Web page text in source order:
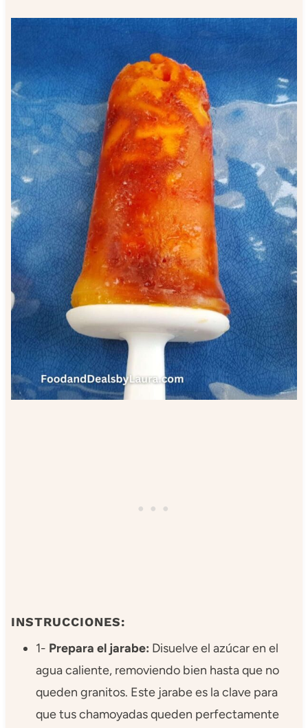
INSTRUCCIONES:
1- Prepara el jarabe: Disuelve el azúcar en el
agua caliente, removiendo bien hasta que no
queden granitos. Este jarabe es la clave para
que tus chamoyadas queden perfectamente